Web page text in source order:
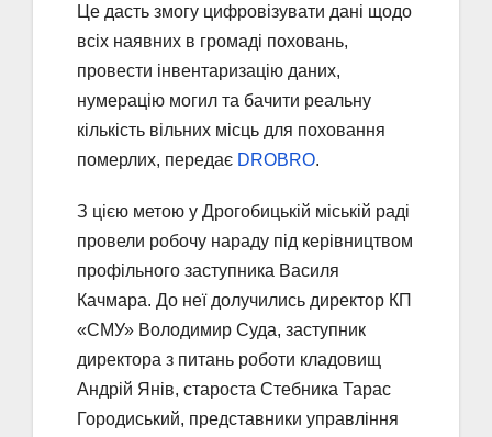
Це дасть змогу цифровізувати дані щодо
всіх наявних в громаді поховань,
провести інвентаризацію даних,
нумерацію могил та бачити реальну
кількість вільних місць для поховання
померлих, передає DROBRO.
З цією метою у Дрогобицькій міській раді
провели робочу нараду під керівництвом
профільного заступника Василя
Качмара. До неї долучились директор КП
«СМУ» Володимир Суда, заступник
директора з питань роботи кладовищ
Андрій Янів, староста Стебника Тарас
Городиський, представники управління